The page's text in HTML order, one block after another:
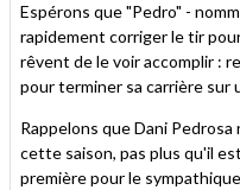
Espérons que "Pedro" -
rapidement corriger le tir
rêvent de le voir accomplir :
pour terminer sa carrière sur
Rappelons que Dani
cette saison, pas plus qu'il
première pour le